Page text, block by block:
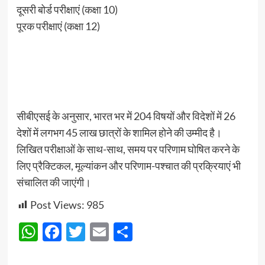
दूसरी बोर्ड परीक्षाएं (कक्षा 10)
पूरक परीक्षाएं (कक्षा 12)
सीबीएसई के अनुसार, भारत भर में 204 विषयों और विदेशों में 26
देशों में लगभग 45 लाख छात्रों के शामिल होने की उम्मीद है।
लिखित परीक्षाओं के साथ-साथ, समय पर परिणाम घोषित करने के
लिए प्रैक्टिकल, मूल्यांकन और परिणाम-पश्चात की प्रक्रियाएं भी
संचालित की जाएंगी।
Post Views: 985
WhatsApp
Facebook
Twitter
EmailShare